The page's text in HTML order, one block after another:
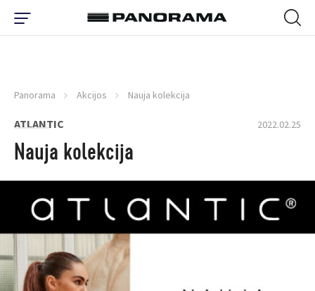
Panorama Akcijos Nauja kolekcija
ATLANTIC 2022.02.25
Nauja kolekcija